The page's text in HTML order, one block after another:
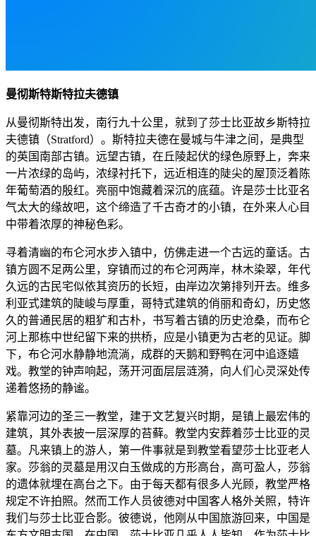
曼彻斯特斯特拉夫德镇
从曼彻斯特出发，南行九十公里，就到了莎士比亚故乡斯特拉
夫德镇（Stratford）。斯特拉夫德在曼城与牛津之间，是典型
的英国南部古镇。远望古镇，在丘陵起伏的绿色原野上，奔来
一片浓绿的岛屿，浓绿衬托下，远近相连的陡尖的屋顶泛着陈
年葡萄酒的殷红。亮丽中饱藏着深沉的底蕴。许是莎士比亚名
气太大的缘故吧，这个缔造了千古奇才的小镇，在外来人心目
中带着浓厚的神秘色彩。
寻着清幽的布仑河水步入镇中，仿佛走进一个古远的童话。古
镇方圆不足两公里，穿镇而过的布仑河两岸，林木染翠，年代
久远的古民宅似依其资历的长短，由岸边次第排列开去。维多
利亚式建筑的陡峻与厚重，哥特式建筑的俏丽和奇幻，历史悠
久的普通民居的粗犷和古朴，书写着古镇的历史沧桑，而布仑
河上那栋中世纪留下来的拱桥，应是小镇更为古老的见证。脚
下，布仑河水静静地流淌，成群的天鹅和野鸭在河中追逐嬉
戏。教堂的钟声响起，荡开河面层层涟漪，向人们心灵深处传
递着悠扬的静谧。
紧靠河边的圣三一教堂，建于文艺复兴时期，是镇上最宏伟的
建筑，其外表披一层深厚的苔藓。教堂内安葬着莎士比亚的灵
墓。凡来镇上的游人，第一件事就是到教堂看望莎士比亚老人
家。莎翁的灵墓是用汉白玉做成的方形高台，高可盈人，莎翁
的遗体就埋在高台之下。由于每天都有很多人光顾，教堂严格
规定不许拍照。然而工作人员彼德对中国客人格外关照，特许
我们与莎士比亚合影。彼德说，他刚从中国旅游回来，中国是